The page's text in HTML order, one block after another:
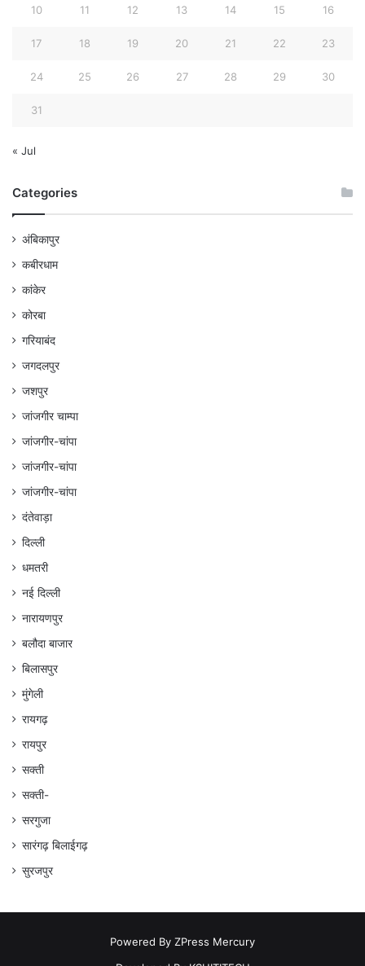
10 11 12 13 14 15 16
17 18 19 20 21 22 23
24 25 26 27 28 29 30
31
« Jul
Categories
अंबिकापुर
कबीरधाम
कांकेर
कोरबा
गरियाबंद
जगदलपुर
जशपुर
जांजगीर चाम्पा
जांजगीर-चांपा
जांजगीर-चांपा
जांजगीर-चांपा
दंतेवाड़ा
दिल्ली
धमतरी
नई दिल्ली
नारायणपुर
बलौदा बाजार
बिलासपुर
मुंगेली
रायगढ़
रायपुर
सक्ती
सक्ती-
सरगुजा
सारंगढ़ बिलाईगढ़
सुरजपुर
Powered By ZPress Mercury